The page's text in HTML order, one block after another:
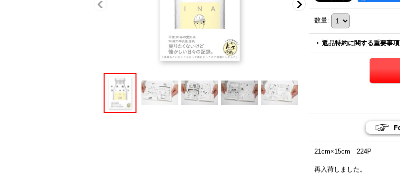
数量:
返品特約に関する重要事項
21cm×15cm 224P
再入荷しました。